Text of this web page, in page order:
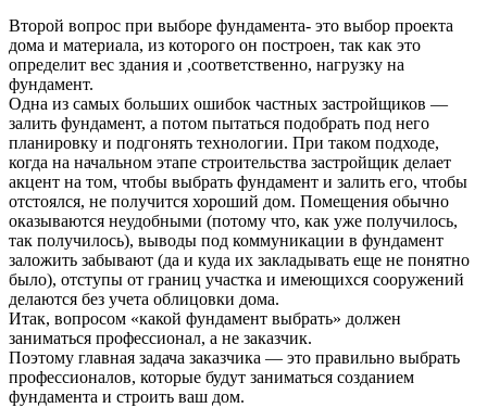
Второй вопрос при выборе фундамента- это выбор проекта
дома и материала, из которого он построен, так как это
определит вес здания и ,соответственно, нагрузку на
фундамент.
Одна из самых больших ошибок частных застройщиков —
залить фундамент, а потом пытаться подобрать под него
планировку и подгонять технологии. При таком подходе,
когда на начальном этапе строительства застройщик делает
акцент на том, чтобы выбрать фундамент и залить его, чтобы
отстоялся, не получится хороший дом. Помещения обычно
оказываются неудобными (потому что, как уже получилось,
так получилось), выводы под коммуникации в фундамент
заложить забывают (да и куда их закладывать еще не понятно
было), отступы от границ участка и имеющихся сооружений
делаются без учета облицовки дома.
Итак, вопросом «какой фундамент выбрать» должен
заниматься профессионал, а не заказчик.
Поэтому главная задача заказчика — это правильно выбрать
профессионалов, которые будут заниматься созданием
фундамента и строить ваш дом.